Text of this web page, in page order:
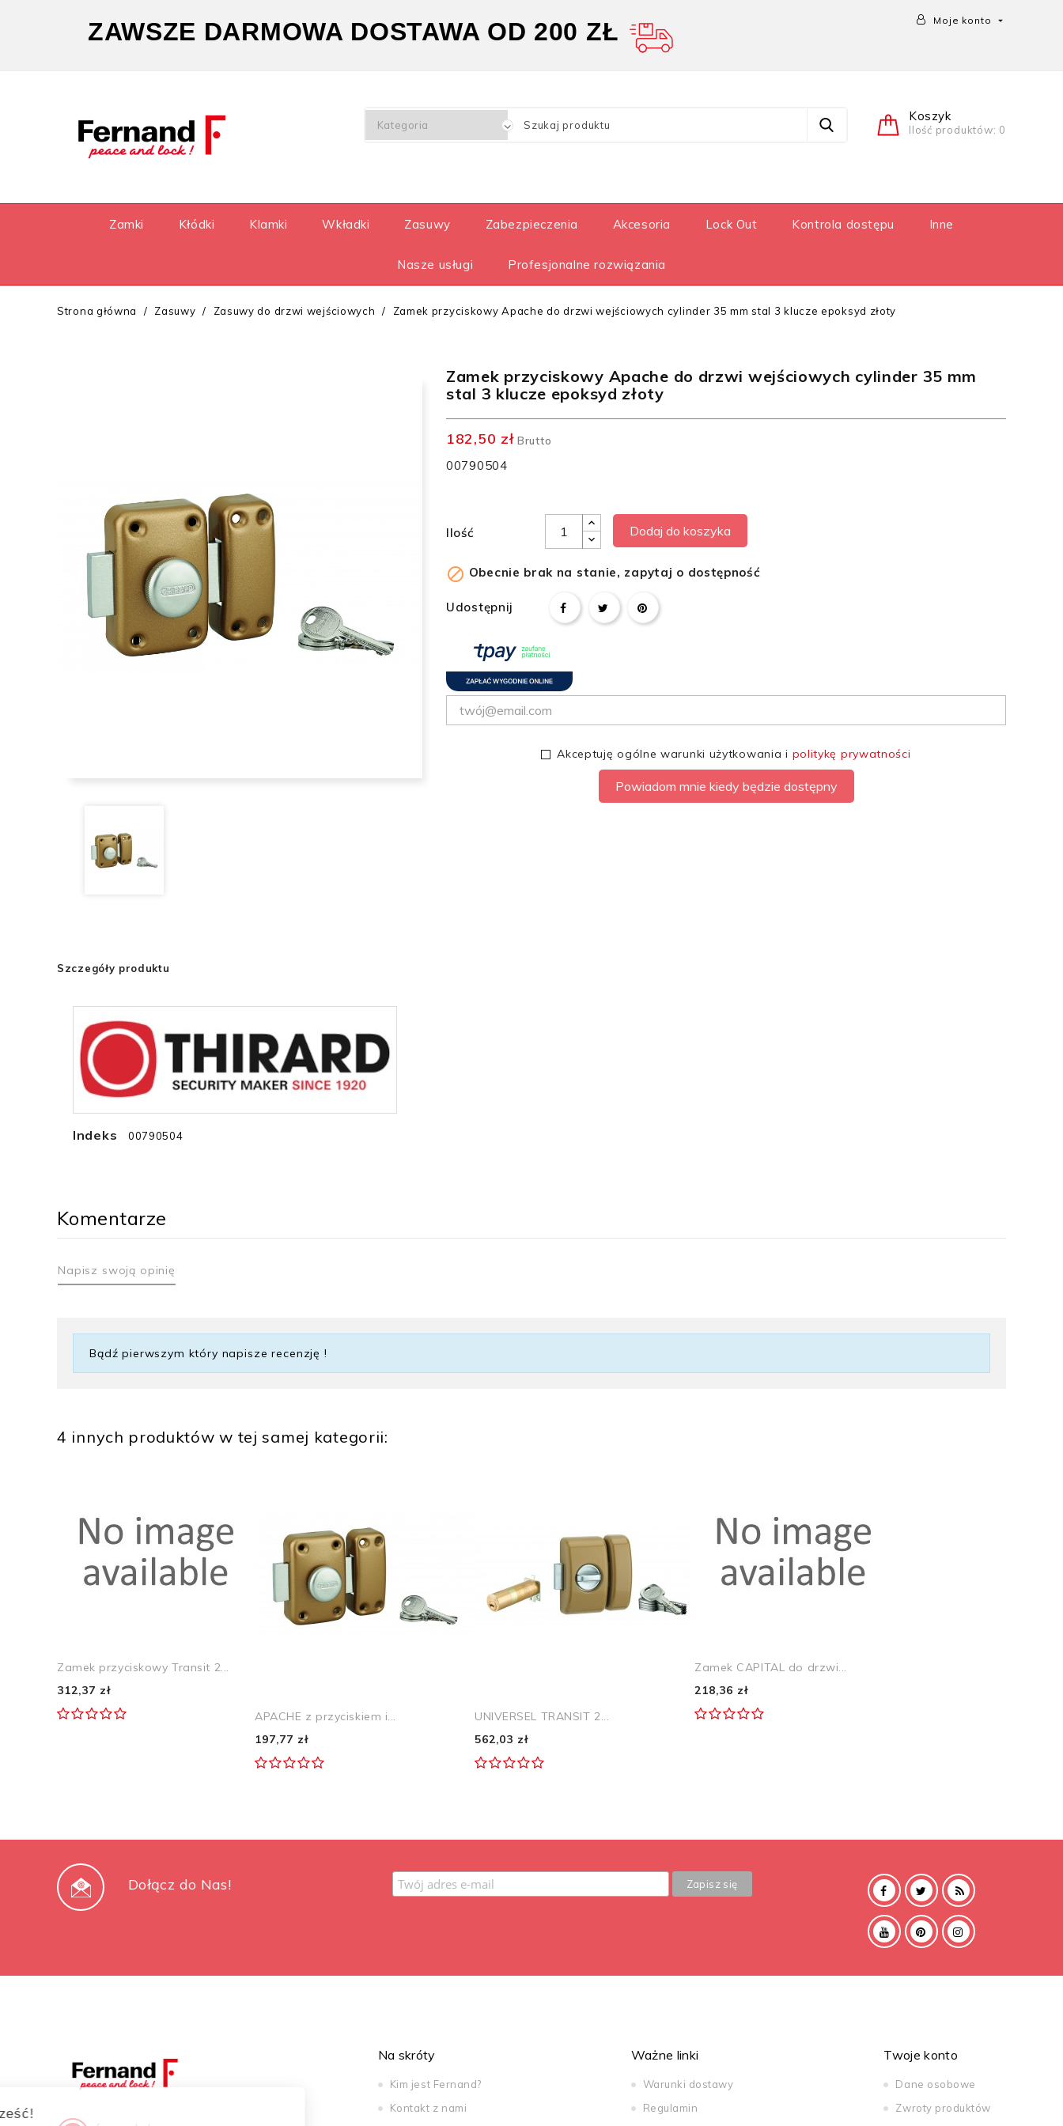
Moje konto 
ZAWSZE DARMOWA DOSTAWA OD 200 ZŁ
Koszyk
Ilość produktów: 0
Zamki Kłódki Klamki Wkładki Zasuwy Zabezpieczenia Akcesoria Lock Out Kontrola dostępu Inne
Nasze usługi Profesjonalne rozwiązania
Strona główna Zasuwy Zasuwy do drzwi wejściowych Zamek przyciskowy Apache do drzwi wejściowych cylinder 35 mm stal 3 klucze epoksyd złoty
Zamek przyciskowy Apache do drzwi wejściowych cylinder 35 mm
stal 3 klucze epoksyd złoty
182,50 zł Brutto
00790504
Ilość Dodaj do koszyka
 Obecnie brak na stanie, zapytaj o dostępność
Udostępnij
Akceptuję ogólne warunki użytkowania i politykę prywatności
Powiadom mnie kiedy będzie dostępny
Szczegóły produktu
Indeks 00790504
Komentarze
Napisz swoją opinię
Bądź pierwszym który napisze recenzję !
4 innych produktów w tej samej kategorii:
Zamek przyciskowy Transit 2...
312,37 zł
APACHE z przyciskiem i...
197,77 zł
UNIVERSEL TRANSIT 2...
562,03 zł
Zamek CAPITAL do drzwi...
218,36 zł
Dołącz do Nas!
Na skróty
Kim jest Fernand?
Kontakt z nami
Ważne linki
Warunki dostawy
Regulamin
Twoje konto
Dane osobowe
Zwroty produktów
To my, ciasteczka!